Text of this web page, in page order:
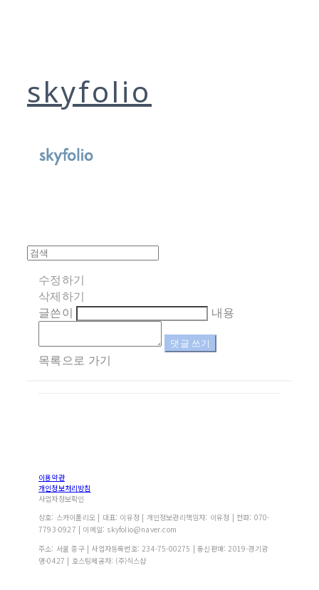
skyfolio
수정하기
삭제하기
글쓴이
내용
댓글 쓰기
목록으로 가기
이용약관
개인정보처리방침
사업자정보확인
상호: 스카이폴리오 | 대표: 이유정 | 개인정보관리책임자: 이유정 | 전화: 070-
7793-0927 | 이메일: skyfolio@naver.com
주소: 서울 중구 | 사업자등록번호: 234-75-00275 | 통신판매: 2019-경기광
명-0427 | 호스팅제공자: (주)식스샵